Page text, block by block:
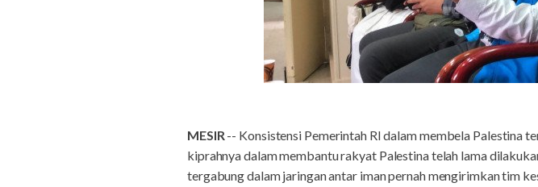
MESIR -- Konsistensi Pemerintah RI dalam membela Palestina
kiprahnya dalam membantu rakyat Palestina telah lama
tergabung dalam jaringan antar iman pernah mengirimkan tim